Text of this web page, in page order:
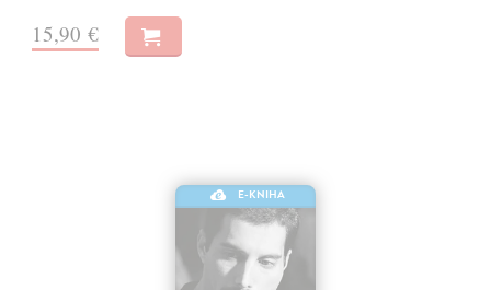
15,90 €
E-KNIHA